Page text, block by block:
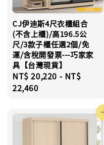
CJ伊迪斯4尺衣櫃組合
(不含上櫃)/高196.5公
尺/3款子櫃任選2個/免
運/含稅開發票---巧家家
具【台灣現貨】
Regular
price
NT$ 20,220 - NT$
22,460